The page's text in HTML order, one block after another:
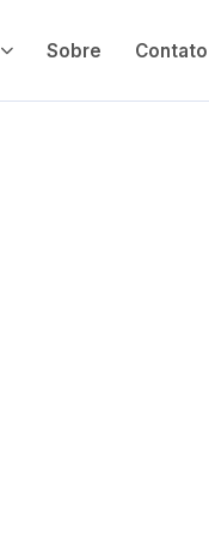
Sobre Contato